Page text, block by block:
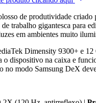
de produtividade criado
trabalho gigantesca para
em ambientes muito
Dimensity 9300+ e
dispositivo na caixa e
no modo Samsung DeX